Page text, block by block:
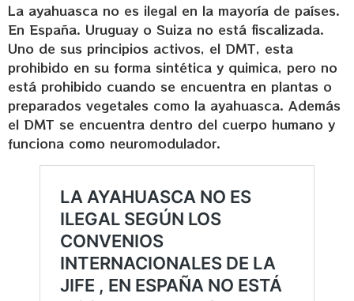
La ayahuasca no es ilegal en la mayoría de países.
En España. Uruguay o Suiza no está fiscalizada.
Uno de sus principios activos, el DMT, esta
prohibido en su forma sintética y quimica, pero no
está prohibido cuando se encuentra en plantas o
preparados vegetales como la ayahuasca. Además
el DMT se encuentra dentro del cuerpo humano y
funciona como neuromodulador.